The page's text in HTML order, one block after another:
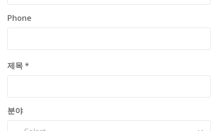
Phone
제목 *
분야